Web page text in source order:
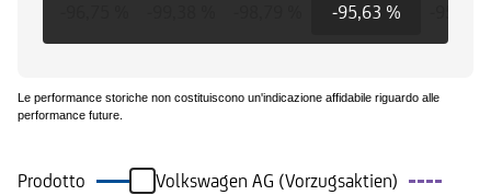
-95,63 %
Le performance storiche non costituiscono un'indicazione affidabile riguardo alle
performance future.
Prodotto
Volkswagen AG (Vorzugsaktien)